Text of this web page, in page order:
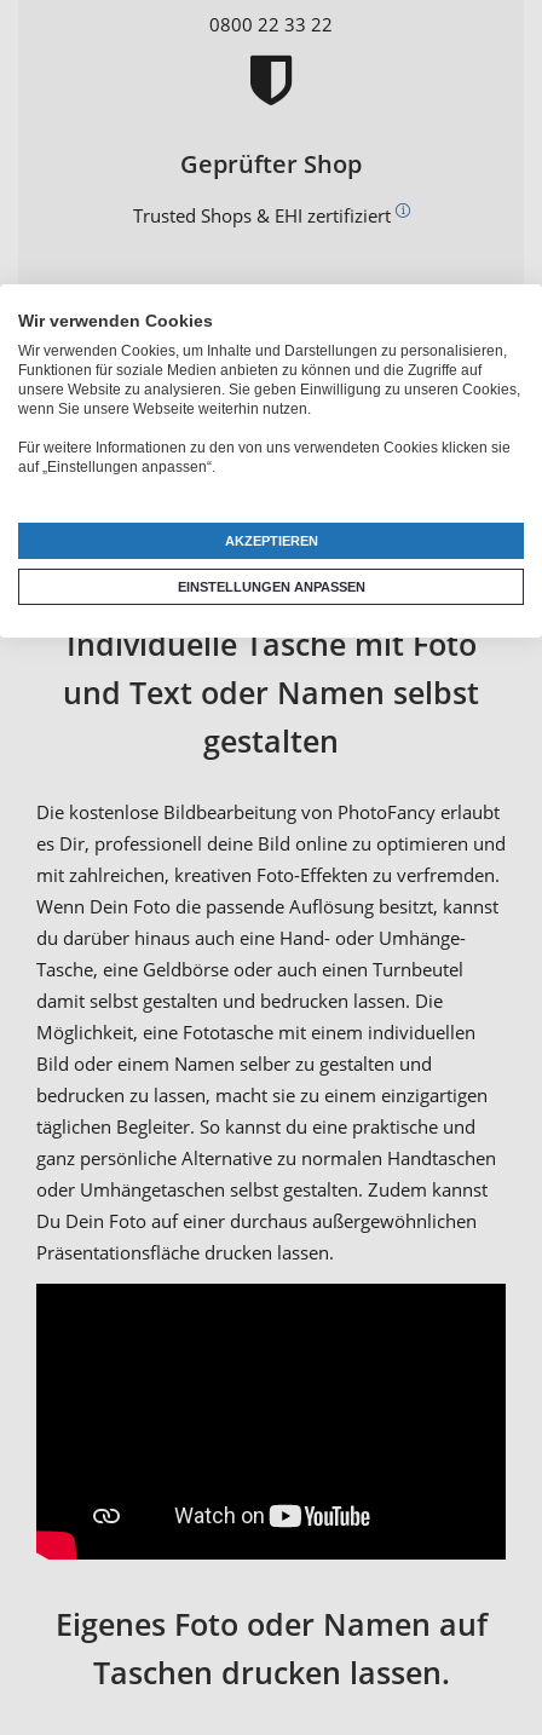
0800 22 33 22
Geprüfter Shop
Trusted Shops & EHI zertifiziert
PhotoFancy Kundenbewertungen
Individuelle Tasche mit Foto
und Text oder Namen selbst
gestalten
Die kostenlose Bildbearbeitung von PhotoFancy erlaubt
es Dir, professionell deine Bild online zu optimieren und
mit zahlreichen, kreativen Foto-Effekten zu verfremden.
Wenn Dein Foto die passende Auflösung besitzt, kannst
du darüber hinaus auch eine Hand- oder Umhänge-
Tasche, eine Geldbörse oder auch einen Turnbeutel
damit selbst gestalten und bedrucken lassen. Die
Möglichkeit, eine Fototasche mit einem individuellen
Bild oder einem Namen selber zu gestalten und
bedrucken zu lassen, macht sie zu einem einzigartigen
täglichen Begleiter. So kannst du eine praktische und
ganz persönliche Alternative zu normalen Handtaschen
oder Umhängetaschen selbst gestalten. Zudem kannst
Du Dein Foto auf einer durchaus außergewöhnlichen
Präsentationsfläche drucken lassen.
Eigenes Foto oder Namen auf
Taschen drucken lassen.
Wir verwenden Cookies
Wir verwenden Cookies, um Inhalte und Darstellungen zu personalisieren,
Funktionen für soziale Medien anbieten zu können und die Zugriffe auf
unsere Website zu analysieren. Sie geben Einwilligung zu unseren Cookies,
wenn Sie unsere Webseite weiterhin nutzen.
Für weitere Informationen zu den von uns verwendeten Cookies klicken sie
auf „Einstellungen anpassen“.
AKZEPTIEREN
EINSTELLUNGEN ANPASSEN